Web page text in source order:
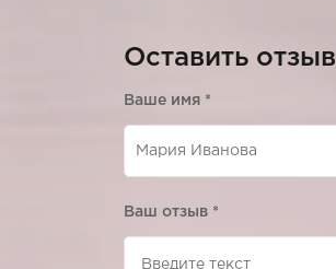
Оставить отзыв
Ваше имя *
Ваш отзыв *